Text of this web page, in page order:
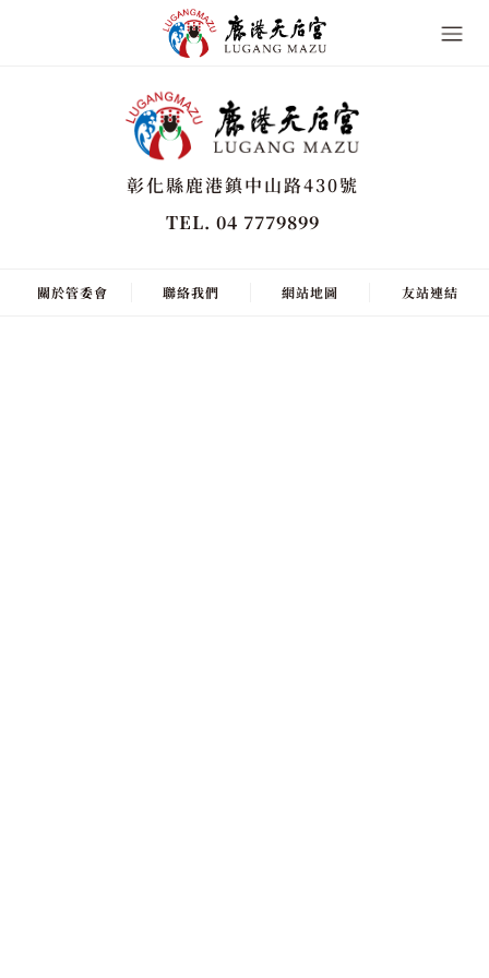
彰化縣鹿港鎮中山路430號
TEL. 04 7779899
關於管委會 聯絡我們 網站地圖 友站連結